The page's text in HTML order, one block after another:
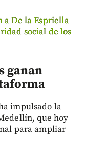
a De la Espriella
social de los
ganan
impulsado la
que hoy
para ampliar